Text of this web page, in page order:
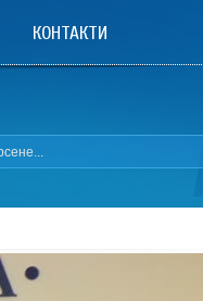
КОНТАКТИ